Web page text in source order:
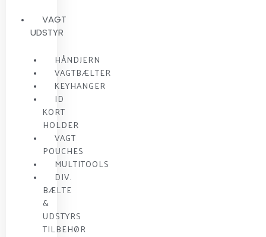
VAGT
UDSTYR
HÅNDJERN
VAGTBÆLTER
KEYHANGER
ID
KORT
HOLDER
VAGT
POUCHES
MULTITOOLS
DIV.
BÆLTE
&
UDSTYRS
TILBEHØR